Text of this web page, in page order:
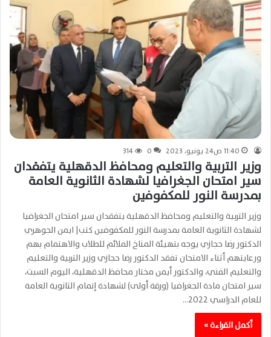
11:40 ص24 يونيو، 2023 0
314
وزير التربية والتعليم ومحافظ الدقهلية يتفقدان
سير امتحان الجغرافيا لشهادة الثانوية العامة
بمدرسة النور للمكفوفين
وزير التربية والتعليم ومحافظ الدقهلية يتفقدان سير امتحان الجغرافيا
لشهادة الثانوية العامة بمدرسة النور للمكفوفين كتب| ايمن الجوهري
الدكتور رضا حجازي يوجه بتهيئة المناخ الملائم للطلاب والاهتمام بهم
ورعايتهم أثناء الامتحان تفقد الدكتور رضا حجازي وزير التربية والتعليم
والتعليم الفني، والدكتور أيمن مختار محافظ الدقهلية، اليوم السبت،
سير امتحان مادة الجغرافيا (ورقة أولى) لشهادة إتمام الثانوية العامة
للعام الدراسي ٢٠٢٢…
أكمل القراءة »